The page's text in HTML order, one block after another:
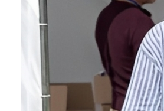
Tik Tok Buat
Jualan, Gimana
Strateginya ?
Baca Juga Cara
Berjualan Di Tiktokshop